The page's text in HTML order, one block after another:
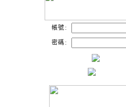
帳號:
密碼: